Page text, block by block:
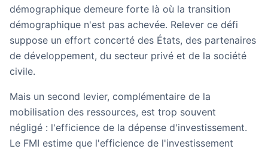
démographique demeure forte là où la transition
démographique n'est pas achevée. Relever ce défi
suppose un effort concerté des États, des partenaires
de développement, du secteur privé et de la société
civile.
Mais un second levier, complémentaire de la
mobilisation des ressources, est trop souvent
négligé : l'efficience de la dépense d'investissement.
Le FMI estime que l'efficience de l'investissement